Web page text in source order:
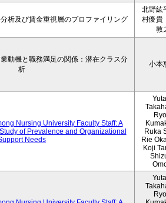
析及び賃金重視層のプロファイリング
北野紘
村優貴
敦
動機と職務満足の関係：潜在クラス分
析
小本
Nursing University Faculty Staff: A
of Prevalence and Organizational
Needs
Ruka
Rie
Koji